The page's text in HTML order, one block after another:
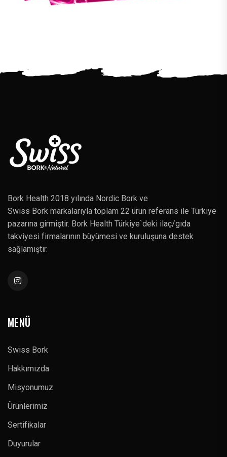
Bork Health 2018 yılında Nordic Bork ve
Swiss Bork markalarıyla toplam 22 ürün referans ile Türkiye
pazarına girmiştir. Bork Health Türkiye`deki ilaç/gıda
takviyesi firmalarının büyümesi ve kuruluşuna destek
sağlamıştır.
MENÜ
Swiss Bork
Hakkımızda
Misyonumuz
Ürünlerimiz
Sertifikalar
Duyurular